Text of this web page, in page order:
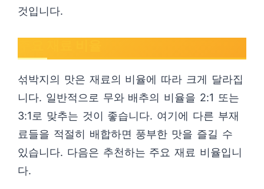
것입니다.
섞박지의 맛은 재료의 비율에 따라 크게 달라집
니다. 일반적으로 무와 배추의 비율을 2:1 또는
3:1로 맞추는 것이 좋습니다. 여기에 다른 부재
료들을 적절히 배합하면 풍부한 맛을 즐길 수
있습니다. 다음은 추천하는 주요 재료 비율입니
다.